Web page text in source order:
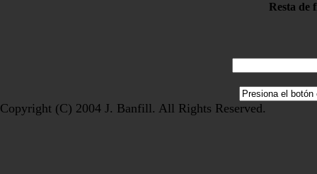
Resta de
Copyright (C) 2004 J. Banfill. All Rights Reserved.